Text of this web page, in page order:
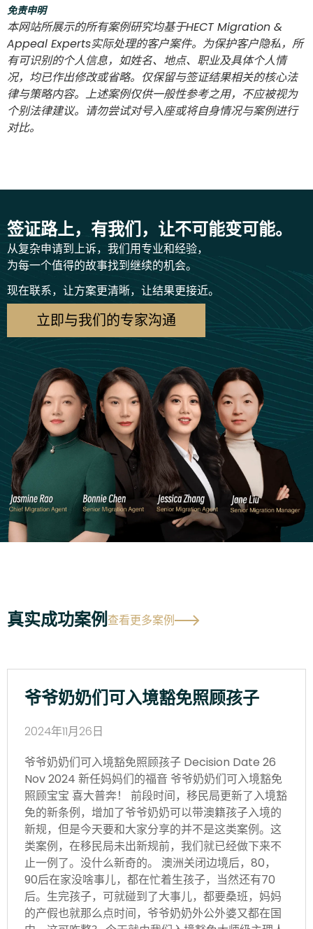
免责申明
本网站所展示的所有案例研究均基于HECT Migration &
Appeal Experts实际处理的客户案件。为保护客户隐私，所
有可识别的个人信息，如姓名、地点、职业及具体个人情
况，均已作出修改或省略。仅保留与签证结果相关的核心法
律与策略内容。上述案例仅供一般性参考之用，不应被视为
个别法律建议。请勿尝试对号入座或将自身情况与案例进行
对比。
签证路上，有我们，让不可能变可能。
从复杂申请到上诉，我们用专业和经验，
为每一个值得的故事找到继续的机会。
现在联系，让方案更清晰，让结果更接近。
立即与我们的专家沟通
真实成功案例查看更多案例
爷爷奶奶们可入境豁免照顾孩子
2024年11月26日
爷爷奶奶们可入境豁免照顾孩子 Decision Date 26
Nov 2024 新任妈妈们的福音 爷爷奶奶们可入境豁免
照顾宝宝 喜大普奔！ 前段时间，移民局更新了入境豁
免的新条例，增加了爷爷奶奶可以带澳籍孩子入境的
新规，但是今天要和大家分享的并不是这类案例。这
类案例，在移民局未出新规前，我们就已经做下来不
止一例了。没什么新奇的。 澳洲关闭边境后，80，
90后在家没啥事儿，都在忙着生孩子，当然还有70
后。生完孩子，可就碰到了大事儿，都要桑班，妈妈
的产假也就那么点时间，爷爷奶奶外公外婆又都在国